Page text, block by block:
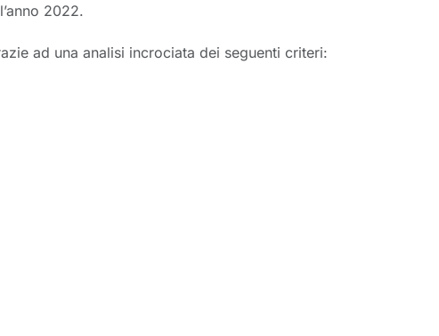
2022.
ad una analisi incrociata dei seguenti criteri: